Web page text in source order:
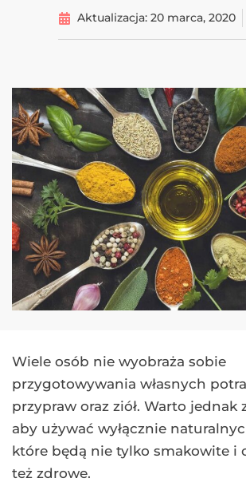
Aktualizacja: 20 marca, 2020
Wiele osób nie wyobraża sobie
przygotowywania własnych
przypraw oraz ziół. Warto jednak
aby używać wyłącznie
które będą nie tylko smakowite i
też zdrowe.